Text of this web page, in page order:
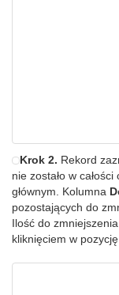
Krok 2. Rekord
nie zostało w
głównym. Kolumna
pozostających do
Ilość do
kliknięciem w